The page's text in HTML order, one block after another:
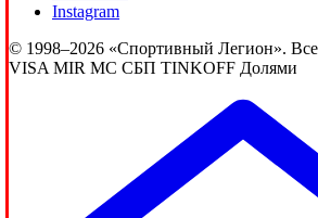
Instagram
© 1998–2026 «Спортивный Легион».
VISA MIR MC СБП TINKOFF Долями